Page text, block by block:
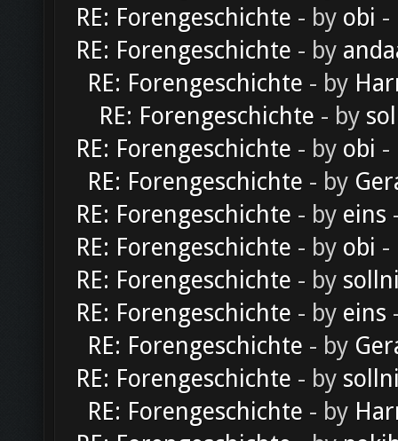
RE: Forengeschichte - by obi -
RE: Forengeschichte - by
RE: Forengeschichte - by
RE: Forengeschichte - by
RE: Forengeschichte - by obi -
RE: Forengeschichte - by
RE: Forengeschichte - by eins
RE: Forengeschichte - by obi -
RE: Forengeschichte - by
RE: Forengeschichte - by eins
RE: Forengeschichte - by
RE: Forengeschichte - by
RE: Forengeschichte - by